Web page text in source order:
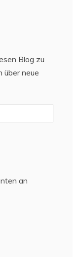
Blog zu
über neue
an